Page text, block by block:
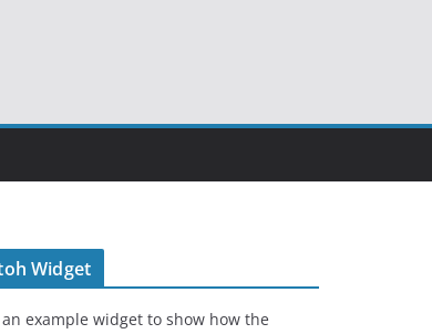
Widget
example widget to show how the